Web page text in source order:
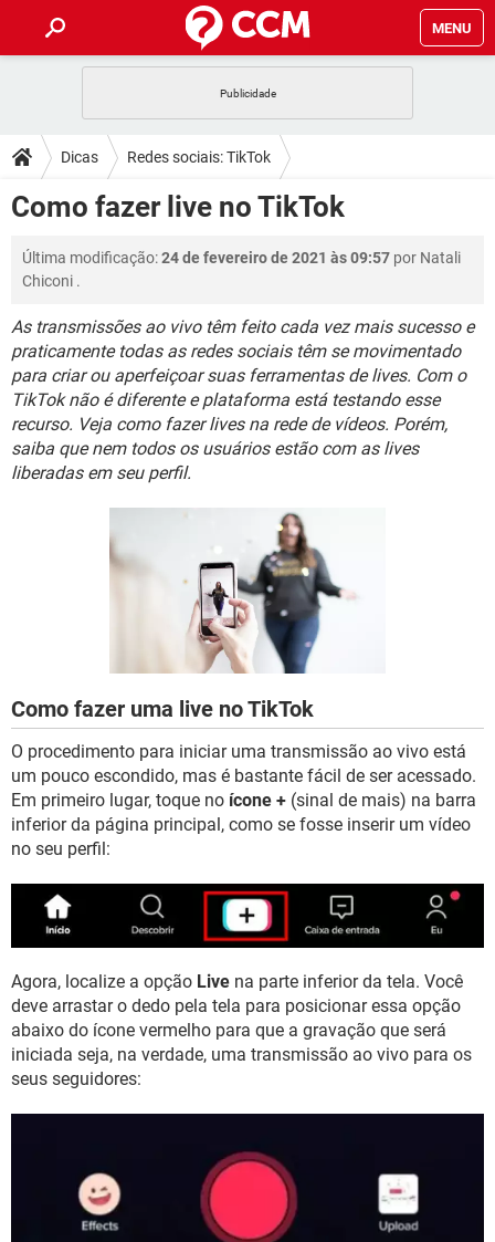
MENU
CELULAR FACEBOOK
OUTLOOK EXCEL
GUIA DE COMPRAS
DICAS
JOGOS WHATSAPP
CELULAR FACEBOOK
OUTLOOK EXCEL
GUIA DE COMPRAS
DOWNLOADS
CELULAR
INSTAGRAM GMAIL
GUIA DE COMPRAS
FÓRUM
CELULAR FACEBOOK
OUTLOOK EXCEL
INSTAGRAM GMAIL
GUIA DE COMPRAS
JOGOS WHATSAPP
CELULAR FACEBOOK
OUTLOOK EXCEL
INSTAGRAM
Dicas Redes sociais: TikTok
Como fazer live no TikTok
Última modificação:24 de fevereiro de 2021 às 09:57 por Natali
Chiconi .
As transmissões ao vivo têm feito cada vez mais sucesso e
praticamente todas as redes sociais têm se movimentado
para criar ou aperfeiçoar suas ferramentas de lives. Com o
TikTok não é diferente e plataforma está testando esse
recurso. Veja como fazer lives na rede de vídeos. Porém,
saiba que nem todos os usuários estão com as lives
liberadas em seu perfil.
Como fazer uma live no TikTok
O procedimento para iniciar uma transmissão ao vivo está
um pouco escondido, mas é bastante fácil de ser acessado.
Em primeiro lugar, toque no ícone + (sinal de mais) na barra
inferior da página principal, como se fosse inserir um vídeo
no seu perfil:
Agora, localize a opção Live na parte inferior da tela. Você
deve arrastar o dedo pela tela para posicionar essa opção
abaixo do ícone vermelho para que a gravação que será
iniciada seja, na verdade, uma transmissão ao vivo para os
seus seguidores: